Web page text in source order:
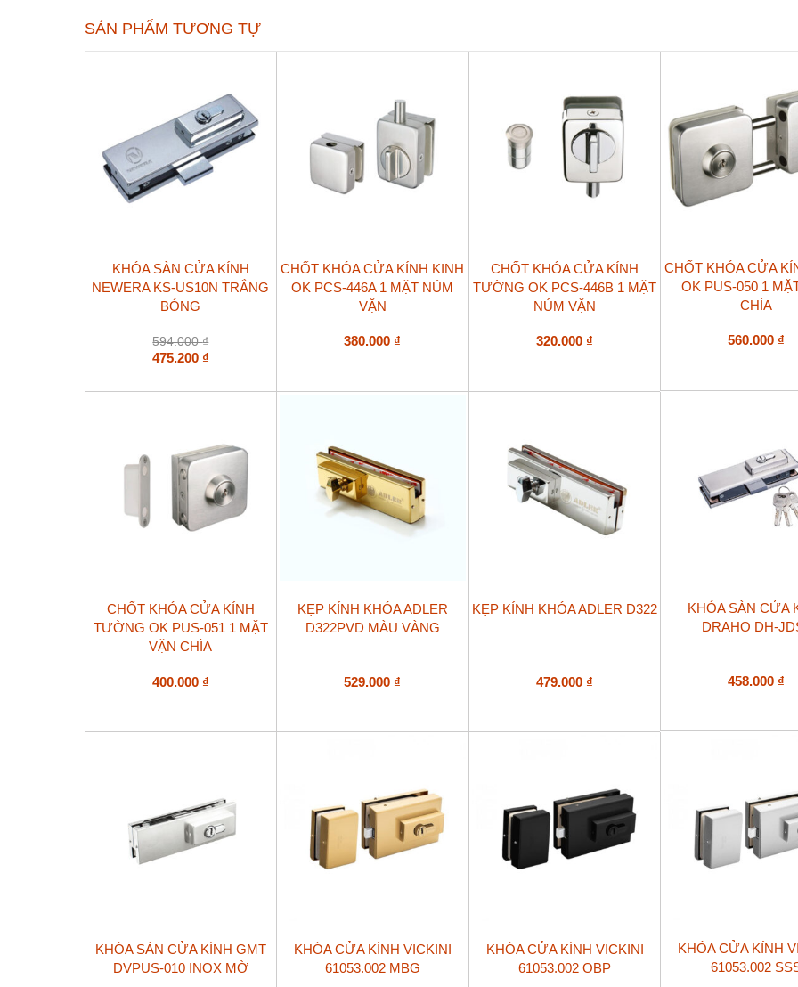
SẢN PHẨM TƯƠNG TỰ
KHÓA SÀN CỬA KÍNH
NEWERA KS-US10N TRẮNG
BÓNG
594.000₫
475.200 ₫
CHỐT KHÓA CỬA KÍNH KINH
OK PCS-446A 1 MẶT NÚM
VẶN
380.000 ₫
CHỐT KHÓA CỬA KÍNH
TƯỜNG OK PCS-446B 1 MẶT
NÚM VẶN
320.000 ₫
CHỐT KHÓA CỬA
OK PUS-050 1
CHÌA
560.000 ₫
CHỐT KHÓA CỬA KÍNH
TƯỜNG OK PUS-051 1 MẶT
VẶN CHÌA
400.000 ₫
KẸP KÍNH KHÓA ADLER
D322PVD MÀU VÀNG
529.000 ₫
KẸP KÍNH KHÓA ADLER D322
479.000 ₫
KHÓA SÀN CỬA
DRAHO DH-
458.000 ₫
KHÓA SÀN CỬA KÍNH GMT
DVPUS-010 INOX MỜ
KHÓA CỬA KÍNH VICKINI
61053.002 MBG
KHÓA CỬA KÍNH VICKINI
61053.002 OBP
KHÓA CỬA KÍNH
61053.002